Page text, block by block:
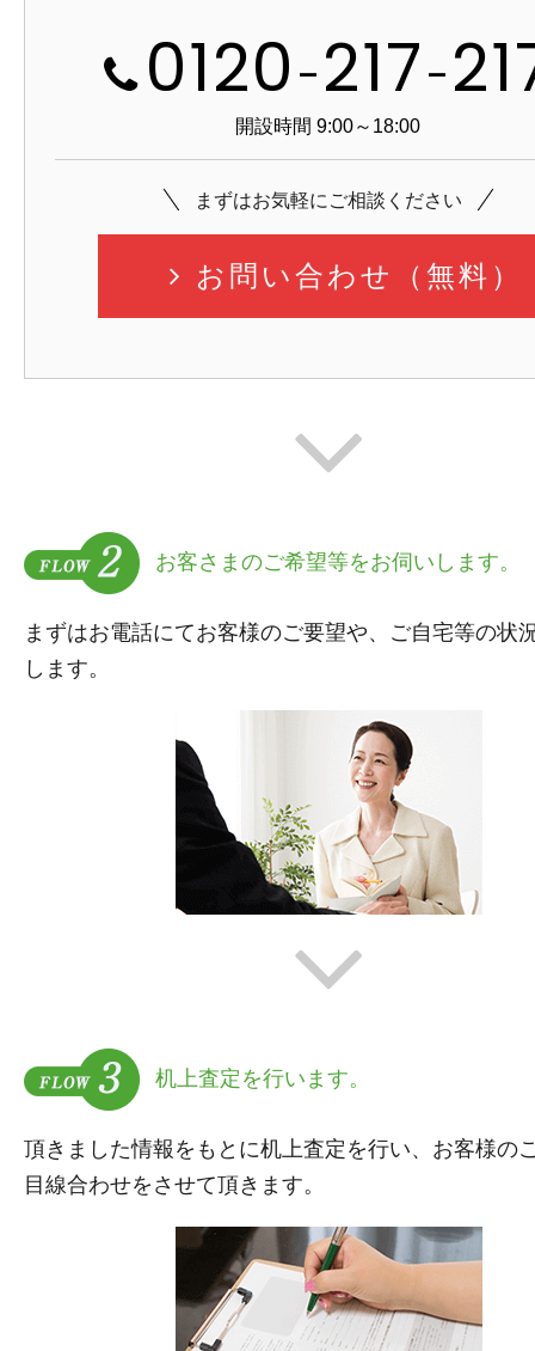
0120-217-
開設時間 9:00～18:00
まずはお気軽にご相談ください
お問い合わせ（無料）
お客さまのご希望等をお伺いします。
まずはお電話にてお客様のご要望や、ご自宅等の状
します。
机上査定を行います。
頂きました情報をもとに机上査定を行い、お客様の
目線合わせをさせて頂きます。